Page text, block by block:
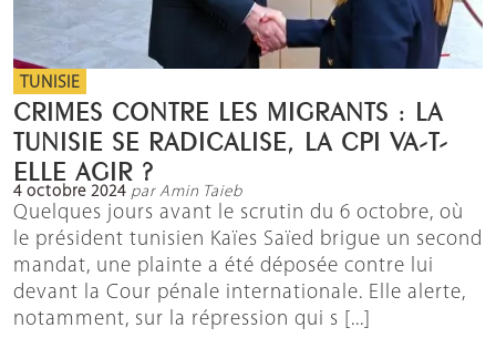
TUNISIE
CRIMES CONTRE LES MIGRANTS : LA
TUNISIE SE RADICALISE, LA CPI VA-T-
ELLE AGIR ?
4 octobre 2024 par Amin Taieb
Quelques jours avant le scrutin du 6 octobre, où
le président tunisien Kaïes Saïed brigue un second
mandat, une plainte a été déposée contre lui
devant la Cour pénale internationale. Elle alerte,
notamment, sur la répression qui s [...]